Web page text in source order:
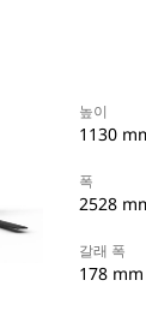
높이
1130
폭
2528
갈래 폭
178 mm